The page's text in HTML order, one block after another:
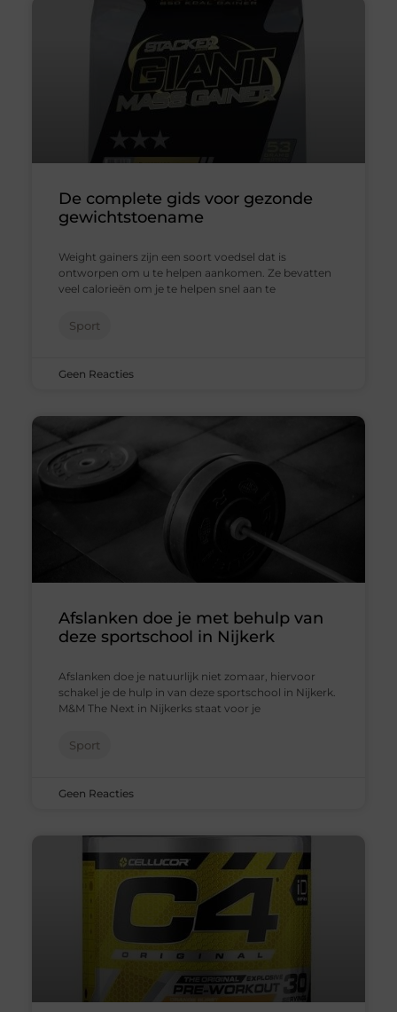
De complete gids voor gezonde
gewichtstoename
Weight gainers zijn een soort voedsel dat is
ontworpen om u te helpen aankomen. Ze bevatten
veel calorieën om je te helpen snel aan te
Sport
Geen Reacties
Afslanken doe je met behulp van
deze sportschool in Nijkerk
Afslanken doe je natuurlijk niet zomaar, hiervoor
schakel je de hulp in van deze sportschool in Nijkerk.
M&M The Next in Nijkerks staat voor je
Sport
Geen Reacties